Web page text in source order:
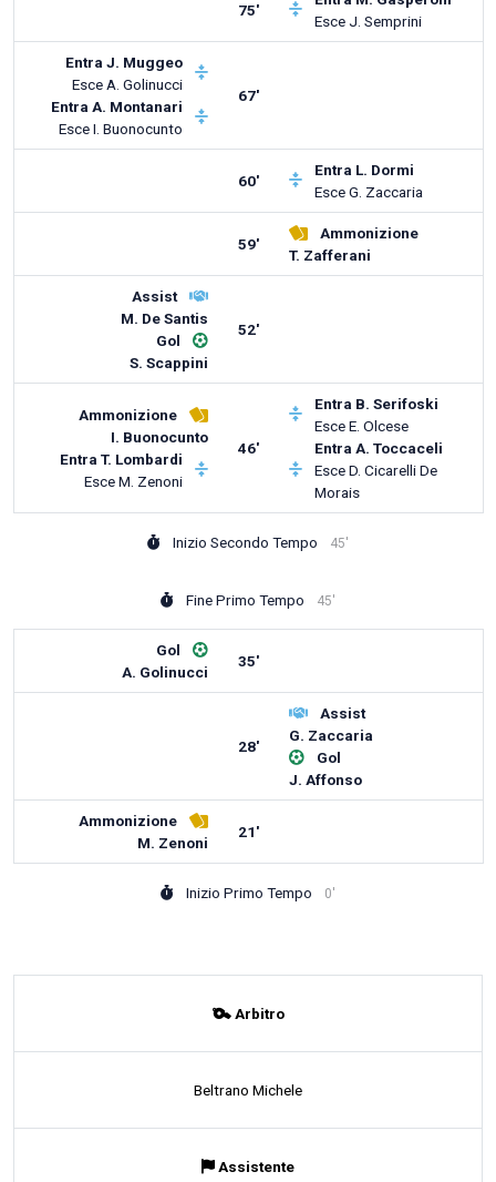
75'
Esce J. Semprini
Entra J. Muggeo
Esce A. Golinucci
Entra A. Montanari
EsceI. Buonocunto
67'
60'
Entra L. Dormi
EsceG. Zaccaria
59'
Ammonizione
T. Zafferani
Assist
M. De Santis
Gol
S. Scappini
52'
Ammonizione
I. Buonocunto
Entra T. Lombardi
EsceM. Zenoni
46'
Entra B. Serifoski
EsceE. Olcese
Entra A. Toccaceli
EsceD. Cicarelli De
Morais
Inizio Secondo Tempo 45'
Fine Primo Tempo 45'
Gol
A. Golinucci
35'
28'
Assist
G. Zaccaria
Gol
J. Affonso
Ammonizione
M. Zenoni
21'
Inizio Primo Tempo 0'
Arbitro
Beltrano Michele
Assistente